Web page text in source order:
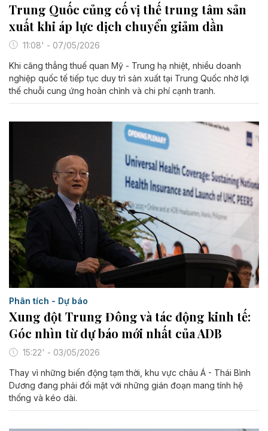
Trung Quốc củng cố vị thế trung tâm sản
xuất khi áp lực dịch chuyển giảm dần
11:08' - 07/05/2026
Khi căng thẳng thuế quan Mỹ - Trung hạ nhiệt, nhiều doanh
nghiệp quốc tế tiếp tục duy trì sản xuất tại Trung Quốc nhờ lợi
thế chuỗi cung ứng hoàn chỉnh và chi phí cạnh tranh.
Phân tích - Dự báo
Xung đột Trung Đông và tác động kinh tế:
Góc nhìn từ dự báo mới nhất của ADB
15:22' - 03/05/2026
Thay vì những biến động tạm thời, khu vực châu Á - Thái Bình
Dương đang phải đối mặt với những gián đoạn mang tính hệ
thống và kéo dài.